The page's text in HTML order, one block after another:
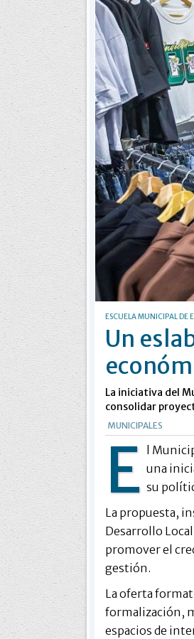
ESCUELA MUNICIPAL DE
Un
La iniciativa del
consolidar
MUNICIPALES
E
l
una
su
La propuesta,
Desarrollo
promover el
gestión.
La oferta
formalización,
espacios de